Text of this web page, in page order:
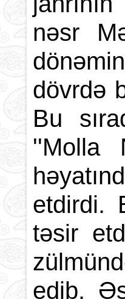
nəsr
dövrdə
Bu
''Molla
etdirdi.
təsir
edib.